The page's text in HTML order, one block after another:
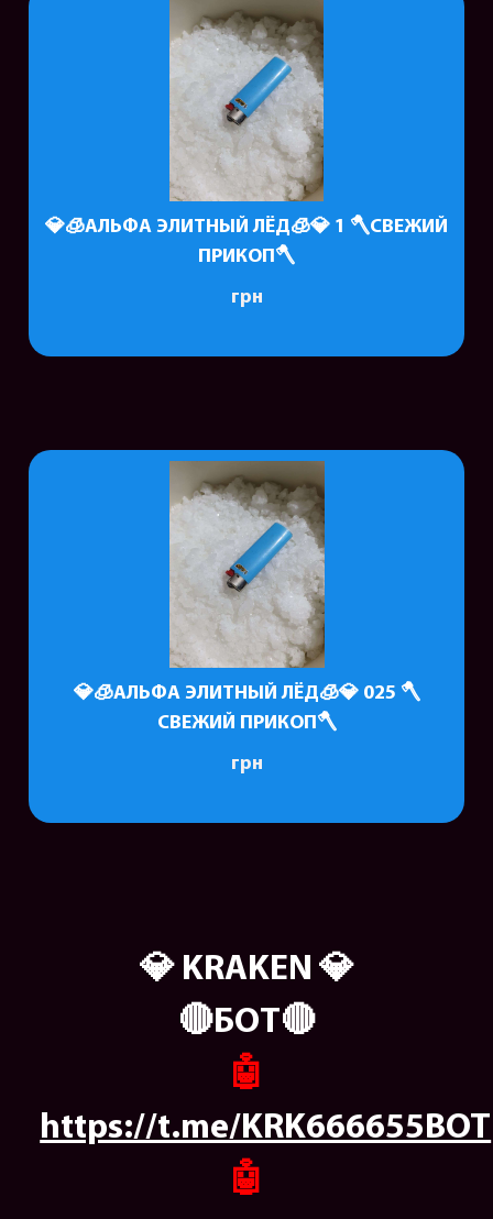
💎🧊АЛЬФА ЭЛИТНЫЙ ЛЁД🧊💎 1 🪓СВЕЖИЙ
ПРИКОП🪓
грн
💎🧊АЛЬФА ЭЛИТНЫЙ ЛЁД🧊💎 025 🪓
СВЕЖИЙ ПРИКОП🪓
грн
💎 KRAKEN 💎
🔴БОТ🔴
🤖
https://t.me/KRK666655BOT
🤖